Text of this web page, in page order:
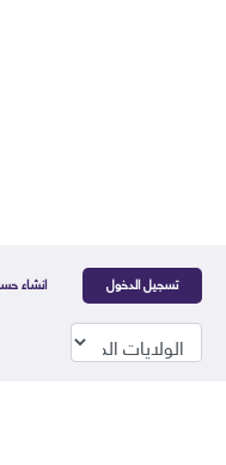
تسجيل الدخول انشاء حساب